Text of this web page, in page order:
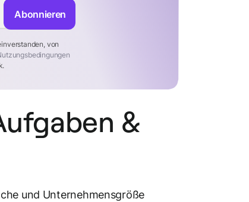
von
Abonnieren
&
und Unternehmensgröße